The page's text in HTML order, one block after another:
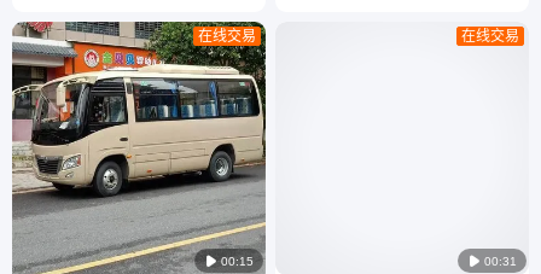
 00:15
在线交易
 00:31
在线交易